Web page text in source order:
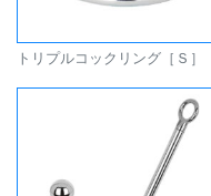
トリプルコックリング［Ｓ］